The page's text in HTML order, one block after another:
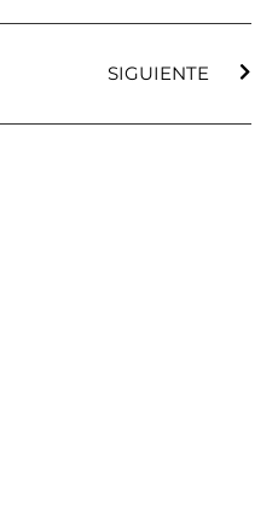
SIGUIENTE